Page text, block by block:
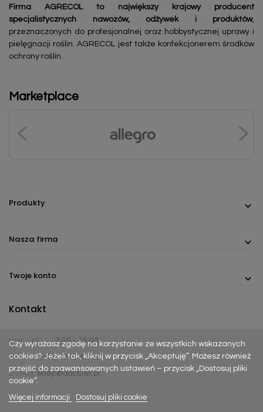
Firma AGRECOL to największy krajowy producent
specjalistycznych nawozów, odżywek i produktów,
przeznaczonych do profesjonalnej oraz hobbystycznej uprawy i
pielęgnacji roślin. AGRECOL jest także konfekcjonerem środków
ochrony roślin.
Marketplace
Produkty
Nasza firma
Twoje konto
Czy wyrażasz zgodę na korzystanie ze wszystkich wskazanych
cookies? Jeżeli tak, kliknij w przycisk „Akceptuję”. Możesz również
przejść do zaawansowanych ustawień – przycisk „Dostosuj pliki
cookie”.
Więcej informacji
Dostosuj pliki cookie
Kontakt
pon. - pt.
7:00 - 15:00
Telefon:(+48) 737 305 306
E-mail: sklep@dabster.pl